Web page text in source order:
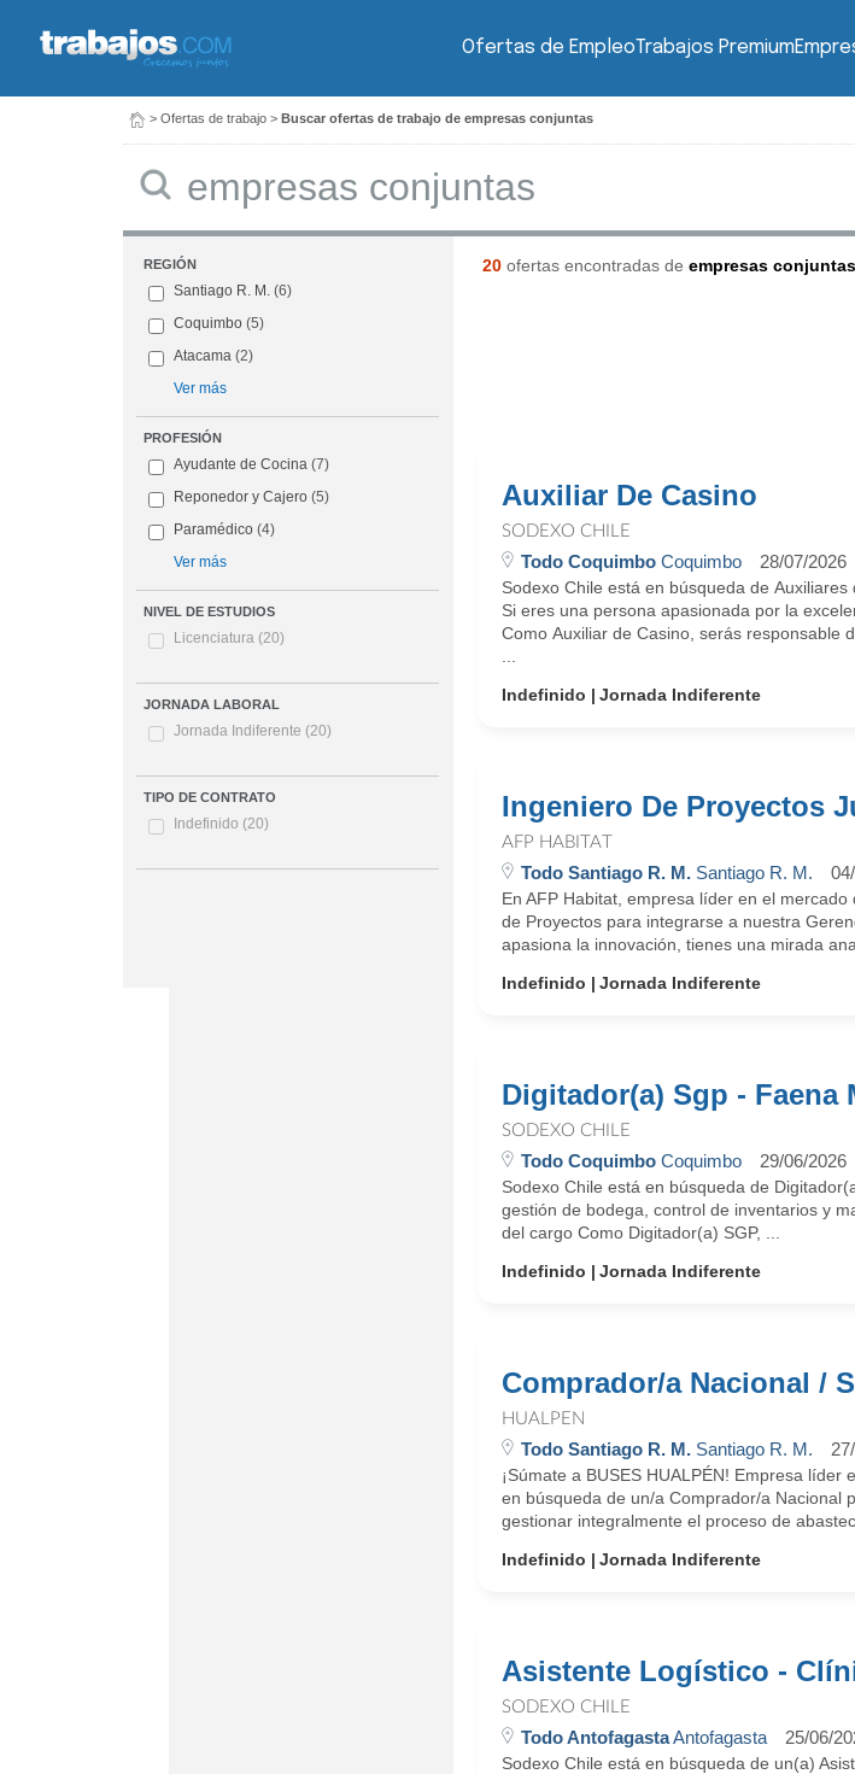
Ofertas de EmpleoTrabajos Premium
> Ofertas de trabajo > Buscar ofertas de trabajo de empresas conjuntas
REGIÓN
Santiago R. M. (6)
Coquimbo (5)
Atacama (2)
Ver más
PROFESIÓN
Ayudante de Cocina (7)
Reponedor y Cajero (5)
Paramédico (4)
Ver más
NIVEL DE ESTUDIOS
Licenciatura (20)
JORNADA LABORAL
Jornada Indiferente (20)
TIPO DE CONTRATO
Indefinido (20)
20ofertas encontradas de empresas conjuntas
Auxiliar De Casino
SODEXO CHILE
Todo CoquimboCoquimbo 28/07/2026
Sodexo Chile está en búsqueda de
Si eres una persona apasionada por la
Como Auxiliar de Casino, serás responsable
Indefinido
Jornada Indiferente
Ingeniero De Proyectos
AFP HABITAT
Todo Santiago R. M.Santiago R. M.
En AFP Habitat, empresa líder en el
de Proyectos para integrarse a nuestra
apasiona la innovación, tienes una mirada
Indefinido
Jornada Indiferente
Digitador(a) Sgp - Faena
SODEXO CHILE
Todo CoquimboCoquimbo 29/06/2026
Sodexo Chile está en búsqueda de
gestión de bodega, control de inventarios y
del cargo Como Digitador(a) SGP, ...
Indefinido
Jornada Indiferente
Comprador/a Nacional /
HUALPEN
Todo Santiago R. M.Santiago R. M.
¡Súmate a BUSES HUALPÉN! Empresa
en búsqueda de un/a Comprador/a Nacional
gestionar integralmente el proceso de
Indefinido
Jornada Indiferente
Asistente Logístico -
SODEXO CHILE
Todo AntofagastaAntofagasta 25/06/
Sodexo Chile está en búsqueda de un(a)